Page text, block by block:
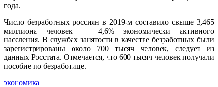
года.
Число безработных россиян в 2019-м составило свыше 3,465
миллиона человек — 4,6% экономически активного
населения. В службах занятости в качестве безработных были
зарегистрированы около 700 тысяч человек, следует из
данных Росстата. Отмечается, что 600 тысяч человек получали
пособие по безработице.
экономика